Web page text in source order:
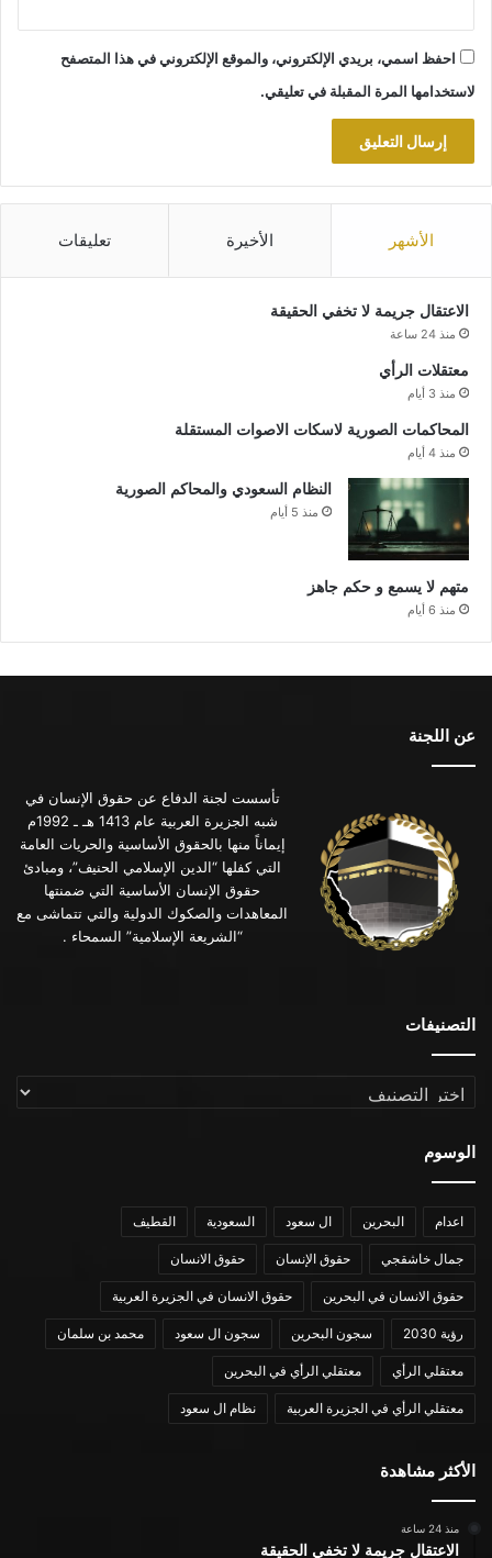
احفظ اسمي، بريدي الإلكتروني، والموقع الإلكتروني في هذا المتصفح
لاستخدامها المرة المقبلة في تعليقي.
الأشهر الأخيرة تعليقات
الاعتقال جريمة لا تخفي الحقيقة
منذ 24 ساعة
معتقلات الرأي
منذ 3 أيام
المحاكمات الصورية لاسكات الاصوات المستقلة
منذ 4 أيام
النظام السعودي والمحاكم الصورية
منذ 5 أيام
متهم لا يسمع و حكم جاهز
منذ 6 أيام
عن اللجنة
تأسست لجنة الدفاع عن حقوق الإنسان في
شبه الجزيرة العربية عام 1413 هـ ـ 1992م
إيماناً منها بالحقوق الأساسية والحريات العامة
التي كفلها “الدين الإسلامي الحنيف”، ومبادئ
حقوق الإنسان الأساسية التي ضمنتها
المعاهدات والصكوك الدولية والتي تتماشى مع
“الشريعة الإسلامية” السمحاء .
التصنيفات
التصنيفات
الوسوم
اعدام البحرين ال سعود السعودية القطيف
جمال خاشقجي حقوق الإنسان حقوق الانسان
حقوق الانسان في البحرين حقوق الانسان في الجزيرة العربية
رؤية 2030 سجون البحرين سجون ال سعود محمد بن سلمان
معتقلي الرأي معتقلي الرأي في البحرين
معتقلي الرأي في الجزيرة العربية نظام ال سعود
الأكثر مشاهدة
منذ 24 ساعة
الاعتقال جريمة لا تخفي الحقيقة